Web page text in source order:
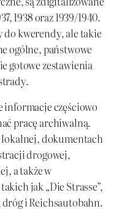
1938 oraz 1939/1940.
kwerendy, ale takie
ogólne, państwowe
gotowe zestawienia
informacje częściowo
pracę archiwalną.
lokalnej, dokumentach
drogowej,
a także w
jak „Die Strasse”,
i Reichsautobahn.